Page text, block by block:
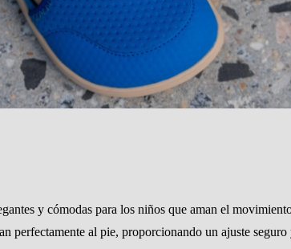
y cómodas para los niños que aman el
perfectamente al pie, proporcionando un ajuste